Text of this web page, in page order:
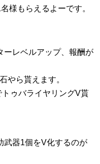
様もらえるよーです。
ーレベルアップ、報酬が
やら貰えます。
ゥバライヤリングV貰
武器1個をV化するのが